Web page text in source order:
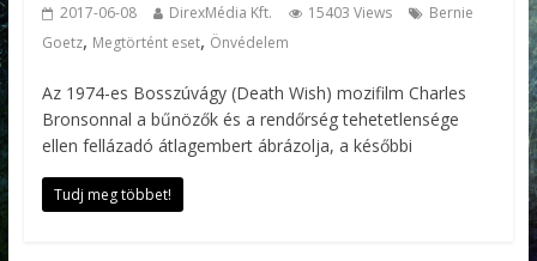
2017-06-08 DirexMédia Kft. 15403 Views
Bernie
Goetz, Megtörtént eset, Önvédelem
Az 1974-es Bosszúvágy (Death Wish) mozifilm Charles
Bronsonnal a bűnözők és a rendőrség tehetetlensége
ellen fellázadó átlagembert ábrázolja, a későbbi
Tudj meg többet!